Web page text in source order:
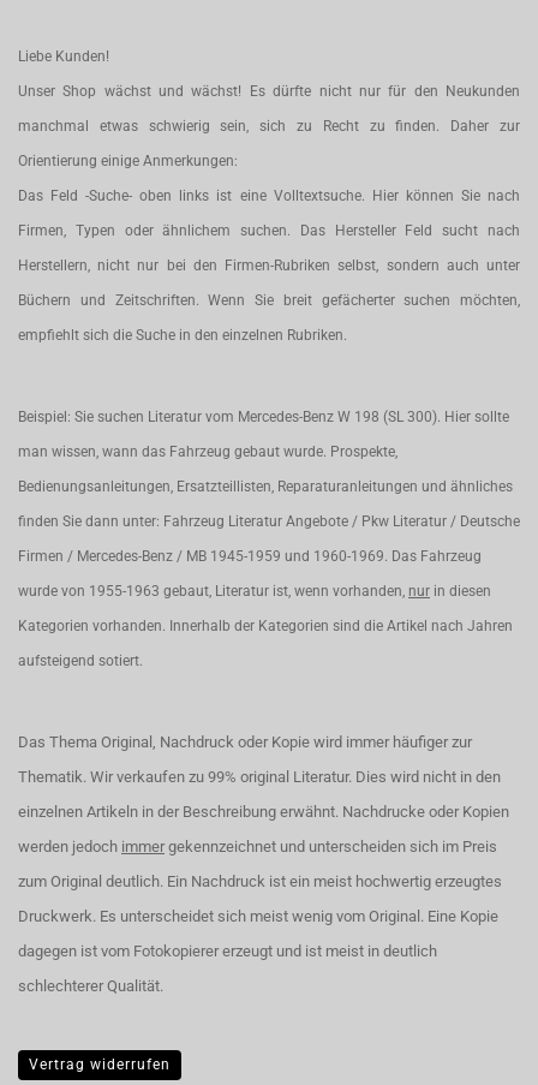
Liebe Kunden!
Unser Shop wächst und wächst! Es dürfte nicht nur für den Neukunden
manchmal etwas schwierig sein, sich zu Recht zu finden. Daher zur
Orientierung einige Anmerkungen:
Das Feld -Suche- oben links ist eine Volltextsuche. Hier können Sie nach
Firmen, Typen oder ähnlichem suchen. Das Hersteller Feld sucht nach
Herstellern, nicht nur bei den Firmen-Rubriken selbst, sondern auch unter
Büchern und Zeitschriften. Wenn Sie breit gefächerter suchen möchten,
empfiehlt sich die Suche in den einzelnen Rubriken.
Beispiel: Sie suchen Literatur vom Mercedes-Benz W 198 (SL 300). Hier sollte
man wissen, wann das Fahrzeug gebaut wurde. Prospekte,
Bedienungsanleitungen, Ersatzteillisten, Reparaturanleitungen und ähnliches
finden Sie dann unter: Fahrzeug Literatur Angebote / Pkw Literatur / Deutsche
Firmen / Mercedes-Benz / MB 1945-1959 und 1960-1969. Das Fahrzeug
wurde von 1955-1963 gebaut, Literatur ist, wenn vorhanden, nur in diesen
Kategorien vorhanden. Innerhalb der Kategorien sind die Artikel nach Jahren
aufsteigend sotiert.
Das Thema Original, Nachdruck oder Kopie wird immer häufiger zur
Thematik. Wir verkaufen zu 99% original Literatur. Dies wird nicht in den
einzelnen Artikeln in der Beschreibung erwähnt. Nachdrucke oder Kopien
werden jedoch immer gekennzeichnet und unterscheiden sich im Preis
zum Original deutlich. Ein Nachdruck ist ein meist hochwertig erzeugtes
Druckwerk. Es unterscheidet sich meist wenig vom Original. Eine Kopie
dagegen ist vom Fotokopierer erzeugt und ist meist in deutlich
schlechterer Qualität.
Vertrag widerrufen